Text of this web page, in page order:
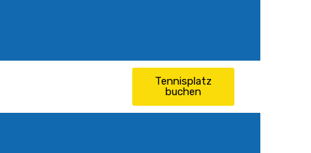
Tennisplatz
buchen